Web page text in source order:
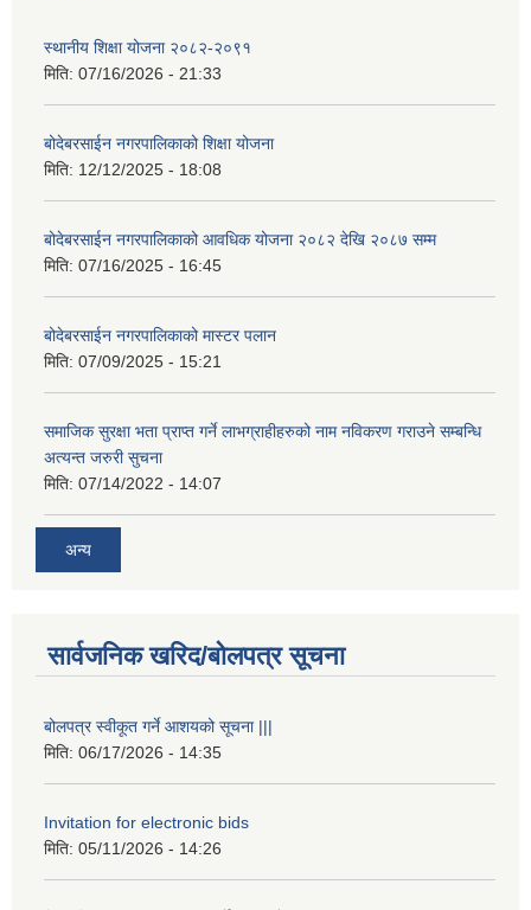
स्थानीय शिक्षा योजना २०८२-२०९१
मिति: 07/16/2026 - 21:33
बोदेबरसाईन नगरपालिकाको शिक्षा योजना
मिति: 12/12/2025 - 18:08
बोदेबरसाईन नगरपालिकाको आवधिक योजना २०८२ देखि २०८७ सम्म
मिति: 07/16/2025 - 16:45
बोदेबरसाईन नगरपालिकाको मास्टर पलान
मिति: 07/09/2025 - 15:21
समाजिक सुरक्षा भता प्राप्त गर्ने लाभग्राहीहरुको नाम नविकरण गराउने सम्बन्धि
अत्यन्त जरुरी सुचना
मिति: 07/14/2022 - 14:07
अन्य
सार्वजनिक खरिद/बोलपत्र सूचना
बोलपत्र स्वीकूत गर्ने आशयको सूचना |||
मिति: 06/17/2026 - 14:35
Invitation for electronic bids
मिति: 05/11/2026 - 14:26